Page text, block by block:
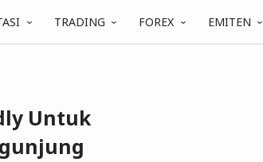
TRADING FOREX EMITEN
Untuk